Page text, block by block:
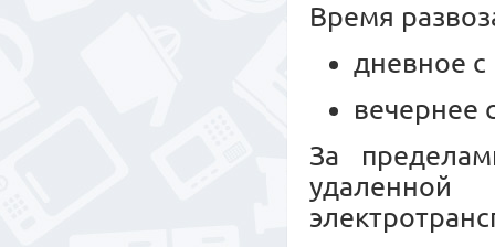
Время
дневное с
вечернее
За